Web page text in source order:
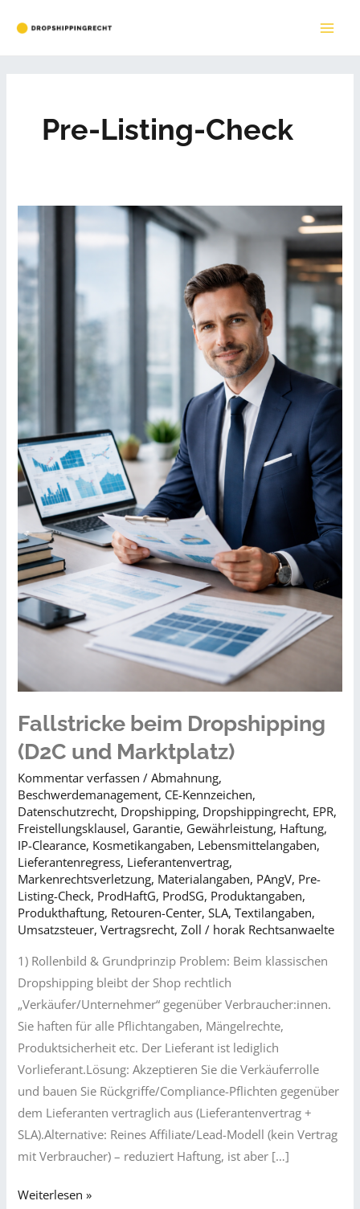
Inhalt
Pre-Listing-Check
Fallstricke beim Dropshipping
(D2C und Marktplatz)
Kommentar verfassen /Abmahnung,
Beschwerdemanagement, CE-Kennzeichen,
Datenschutzrecht, Dropshipping, Dropshippingrecht, EPR,
Freistellungsklausel, Garantie, Gewährleistung, Haftung,
IP-Clearance, Kosmetikangaben, Lebensmittelangaben,
Lieferantenregress, Lieferantenvertrag,
Markenrechtsverletzung, Materialangaben, PAngV, Pre-
Listing-Check, ProdHaftG, ProdSG, Produktangaben,
Produkthaftung, Retouren-Center,SLA,Textilangaben,
Umsatzsteuer,Vertragsrecht,Zoll / horak Rechtsanwaelte
1) Rollenbild & Grundprinzip Problem: Beim klassischen
Dropshipping bleibt der Shop rechtlich
„Verkäufer/Unternehmer“ gegenüber Verbraucher:innen.
Sie haften für alle Pflichtangaben, Mängelrechte,
Produktsicherheit etc. Der Lieferant ist lediglich
Vorlieferant.Lösung: Akzeptieren Sie die Verkäuferrolle
und bauen Sie Rückgriffe/Compliance-Pflichten gegenüber
dem Lieferanten vertraglich aus (Lieferantenvertrag +
SLA).Alternative: Reines Affiliate/Lead-Modell (kein Vertrag
mit Verbraucher) – reduziert Haftung, ist aber […]
Fallstricke
Weiterlesen »